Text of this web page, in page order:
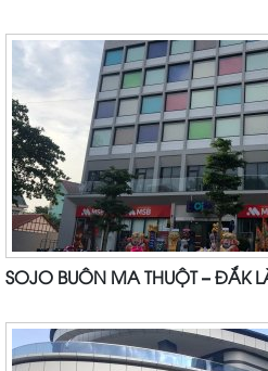
SOJO BUÔN MA THUỘT – ĐẮK